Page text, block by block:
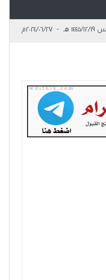
١٩ هـ - ٢٠٢٤/٠٦/٢٧م